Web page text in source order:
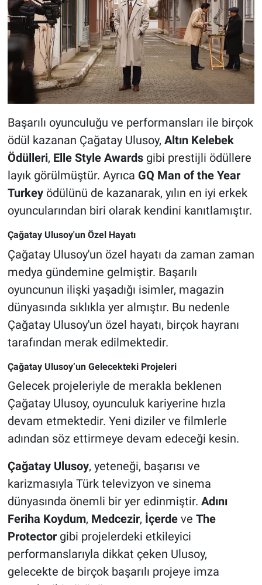
Başarılı oyunculuğu ve performansları ile birçok
ödül kazanan Çağatay Ulusoy, Altın Kelebek
Ödülleri, Elle Style Awardsgibi prestijli ödüllere
layık görülmüştür. Ayrıca GQ Man of the Year
Turkeyödülünü de kazanarak, yılın en iyi erkek
oyuncularından biri olarak kendini kanıtlamıştır.
Çağatay Ulusoy'un Özel Hayatı
Çağatay Ulusoy'un özel hayatı da zaman zaman
medya gündemine gelmiştir. Başarılı
oyuncunun ilişki yaşadığı isimler, magazin
dünyasında sıklıkla yer almıştır. Bu nedenle
Çağatay Ulusoy'un özel hayatı, birçok hayranı
tarafından merak edilmektedir.
Çağatay Ulusoy’un Gelecekteki Projeleri
Gelecek projeleriyle de merakla beklenen
Çağatay Ulusoy, oyunculuk kariyerine hızla
devam etmektedir. Yeni diziler ve filmlerle
adından söz ettirmeye devam edeceği kesin.
Çağatay Ulusoy, yeteneği, başarısı ve
karizmasıyla Türk televizyon ve sinema
dünyasında önemli bir yer edinmiştir. Adını
Feriha Koydum, Medcezir, İçerdeve The
Protectorgibi projelerdeki etkileyici
performanslarıyla dikkat çeken Ulusoy,
gelecekte de birçok başarılı projeye imza